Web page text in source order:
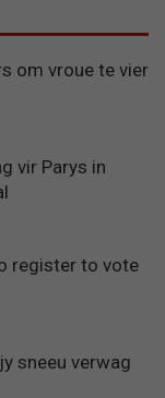
om vroue te vier
vir Parys in
register to vote
sneeu verwag